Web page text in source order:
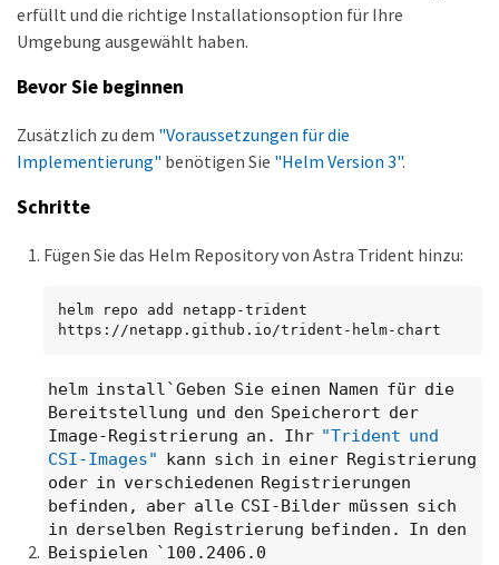
erfüllt und die richtige Installationsoption für Ihre
Umgebung ausgewählt haben.
Bevor Sie beginnen
Zusätzlich zu dem "Voraussetzungen für die
Implementierung" benötigen Sie "Helm Version 3".
Schritte
Fügen Sie das Helm Repository von Astra Trident hinzu:
helm repo add netapp-trident
https://netapp.github.io/trident-helm-chart
helm install`Geben Sie einen Namen für die
Bereitstellung und den Speicherort der
Image-Registrierung an. Ihr "Trident und
CSI-Images"
kann sich in einer Registrierung
oder in verschiedenen Registrierungen
befinden, aber alle CSI-Bilder müssen sich
in derselben Registrierung befinden. In den
Beispielen `100.2406.0